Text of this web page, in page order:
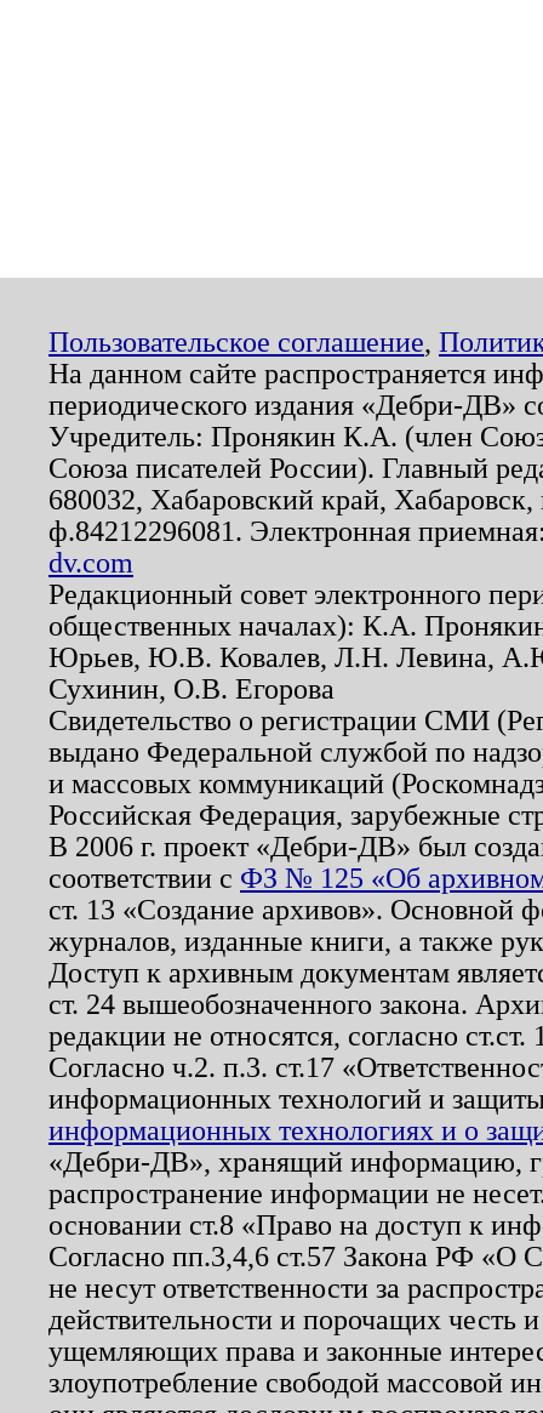
Пользовательское соглашение,
На данном сайте распространяется
периодического издания «Дебри-ДВ»
Учредитель: Пронякин К.А. (член
Союза писателей России). Главный
680032, Хабаровский край,
ф.84212296081. Электронная
dv.com
Редакционный совет электронного
общественных началах): К.А.
Юрьев, Ю.В. Ковалев, Л.Н. Левина,
Сухинин, О.В. Егорова
Свидетельство о регистрации СМИ
выдано Федеральной службой по
и массовых коммуникаций
Российская Федерация, зарубежные
В 2006 г. проект «Дебри-ДВ» был
соответствии с ФЗ № 125 «Об
ст. 13 «Создание архивов». Основной
журналов, изданные книги, а также
Доступ к архивным документам
ст. 24 вышеобозначенного закона.
редакции не относятся, согласно
Согласно ч.2. п.3. ст.17
информационных технологий и
информационных технологиях и о
«Дебри-ДВ», хранящий информацию,
распространение информации не
основании ст.8 «Право на доступ к
Согласно пп.3,4,6 ст.57 Закона РФ «О
не несут ответственности за
действительности и порочащих честь
ущемляющих права и законные
злоупотребление свободой массовой